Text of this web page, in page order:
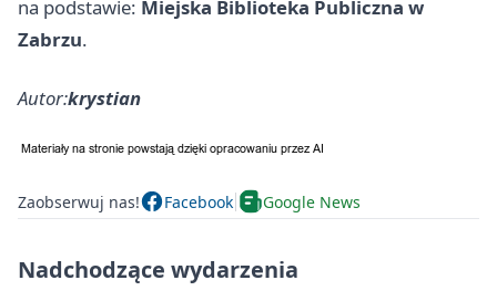
na podstawie: Miejska Biblioteka Publiczna w
Zabrzu.
Autor:krystian
Zaobserwuj nas! Facebook Google News
Nadchodzące wydarzenia